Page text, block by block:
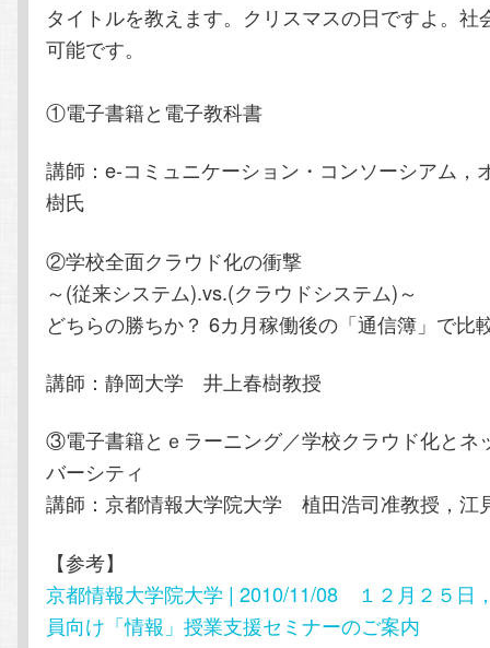
移
動
タイトルを教えます。クリスマスの日ですよ。社
可能です。
①電子書籍と電子教科書
講師：e-コミュニケーション・コンソーシアム
樹氏
②学校全面クラウド化の衝撃
～(従来システム).vs.(クラウドシステム)～
どちらの勝ちか？ 6カ月稼働後の「通信簿」で比
講師：静岡大学 井上春樹教授
③電子書籍とｅラーニング／学校クラウド化とネ
バーシティ
講師：京都情報大学院大学 植田浩司准教授，江
【参考】
京都情報大学院大学 | 2010/11/08 １２月２５
員向け「情報」授業支援セミナーのご案内